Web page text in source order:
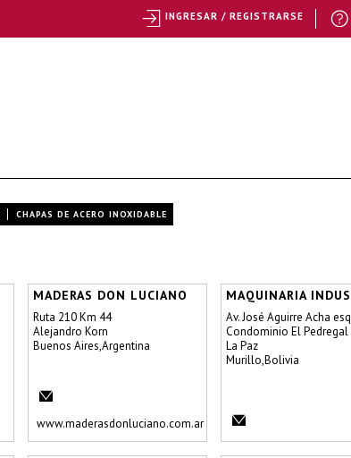
CHAPAS DE ACERO INOXIDABLE
MADERAS DON LUCIANO
Ruta 210 Km 44
Alejandro Korn
Buenos Aires,Argentina
www.maderasdonluciano.com.ar
MAQUINARIA
Av. José Aguirre Acha
Condominio El Pedregal
La Paz
Murillo,Bolivia
INGRESAR / REGISTRARSE